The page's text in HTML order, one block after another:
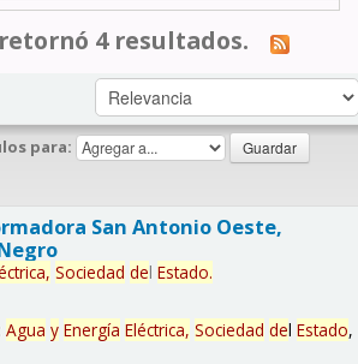
4 resultados.
para:
San Antonio Oeste,
Sociedad del Estado.
Agua y Energía Eléctrica, Sociedad del Estado,